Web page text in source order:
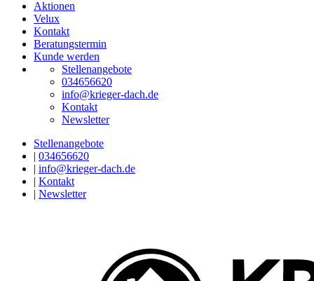
Aktionen
Velux
Kontakt
Beratungstermin
Kunde werden
Stellenangebote
034656620
info@krieger-dach.de
Kontakt
Newsletter
Stellenangebote
| 034656620
| info@krieger-dach.de
| Kontakt
| Newsletter